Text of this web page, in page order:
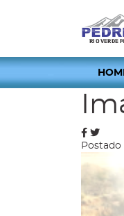
Postado